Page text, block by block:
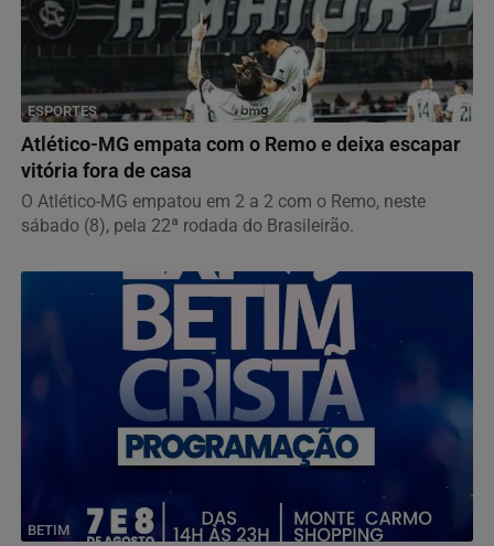
ESPORTES
Atlético-MG empata com o Remo e deixa escapar
vitória fora de casa
O Atlético-MG empatou em 2 a 2 com o Remo, neste
sábado (8), pela 22ª rodada do Brasileirão.
BETIM